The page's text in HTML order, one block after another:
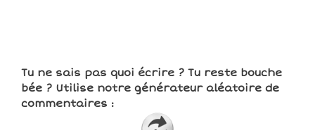
Tu ne sais pas quoi écrire ? Tu reste bouche
bée ? Utilise notre générateur aléatoire de
commentaires :